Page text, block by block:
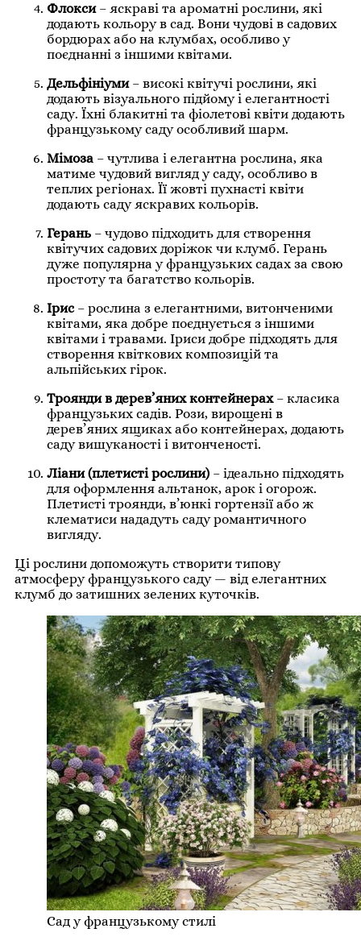
Флокси– яскраві та ароматні рослини, які
додають кольору в сад. Вони чудові в садових
бордюрах або на клумбах, особливо у
поєднанні з іншими квітами.
Дельфініуми– високі квітучі рослини, які
додають візуального підйому і елегантності
саду. Їхні блакитні та фіолетові квіти додають
французькому саду особливий шарм.
Мімоза – чутлива і елегантна рослина, яка
матиме чудовий вигляд у саду, особливо в
теплих регіонах. Її жовті пухнасті квіти
додають саду яскравих кольорів.
Герань – чудово підходить для створення
квітучих садових доріжок чи клумб. Герань
дуже популярна у французьких садах за свою
простоту та багатство кольорів.
Ірис – рослина з елегантними, витонченими
квітами, яка добре поєднується з іншими
квітами і травами. Іриси добре підходять для
створення квіткових композицій та
альпійських гірок.
Троянди в дерев’яних контейнерах– класика
французьких садів. Рози, вирощені в
дерев’яних ящиках або контейнерах, додають
саду вишуканості і витонченості.
Ліани (плетисті рослини) – ідеально підходять
для оформлення альтанок, арок і огорож.
Плетисті троянди, в’юнкі гортензії або ж
клематиси нададуть саду романтичного
вигляду.
Ці рослини допоможуть створити типову
атмосферу французького саду — від елегантних
клумб до затишних зелених куточків.
Сад у французькому стилі